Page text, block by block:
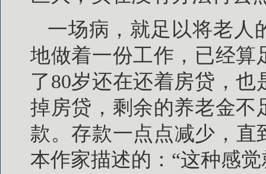
一场病，就足以将老人
地做着一份工作，已经算
了80岁还在还着房贷，
掉房贷，剩余的养老金不
款。存款一点点减少，
本作家描述的：“这种感